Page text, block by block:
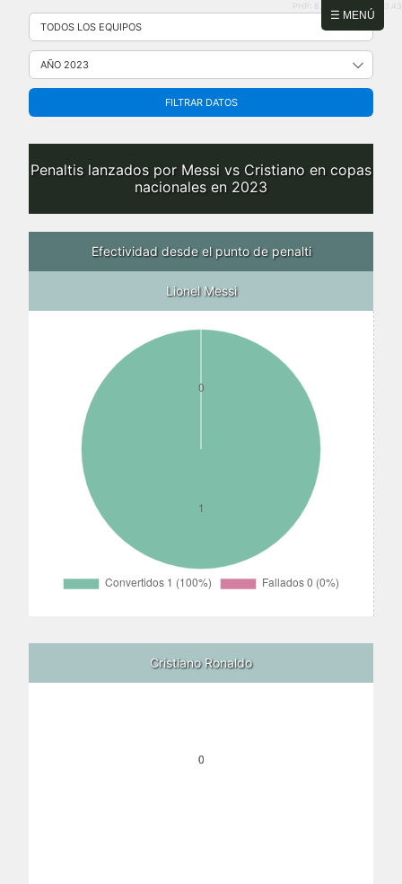
☰ MENÚ
Saltar
contenido
PHP: 8.2.31 | MySQL: 8.0.43
FILTRAR DATOS
Penaltis lanzados por Messi vs Cristiano en copas
nacionales en 2023
Efectividad desde el punto de penalti
Lionel Messi
Cristiano Ronaldo